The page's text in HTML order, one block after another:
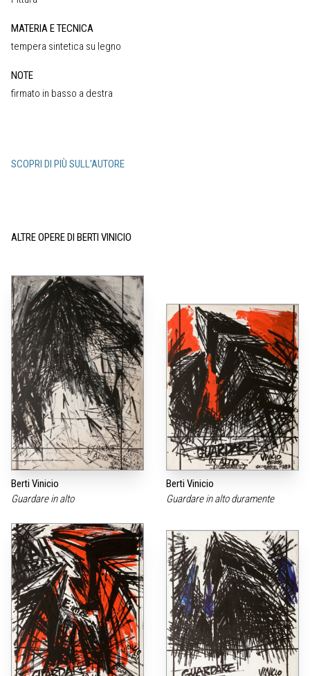
MATERIA E TECNICA
tempera sintetica su legno
NOTE
firmato in basso a destra
SCOPRI DI PIÙ SULL'AUTORE
ALTRE OPERE DI BERTI VINICIO
Berti Vinicio
Guardare in alto
Berti Vinicio
Guardare in alto duramente